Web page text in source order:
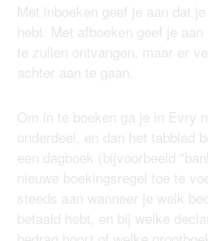
Met inboeken geef je aan dat
hebt. Met afboeken geef je
te zullen ontvangen, maar er
achter aan te gaan.
Om in te boeken ga je in Evry
onderdeel, en dan het tabblad
een dagboek (bijvoorbeeld
nieuwe boekingsregel toe te
steeds aan wanneer je welk
betaald hebt, en bij welke